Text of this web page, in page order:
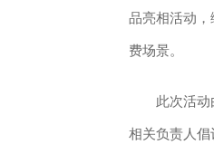
品亮相活动，
费场景。
此次活动由
相关负责人